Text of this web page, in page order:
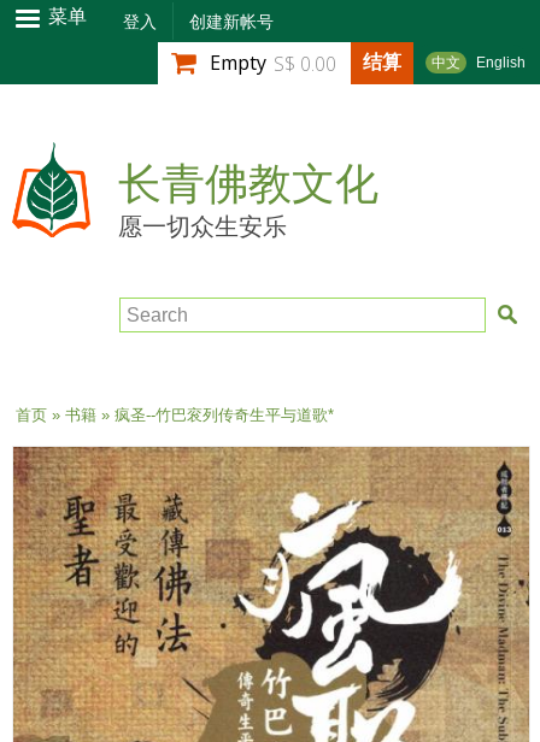
跳
转
到
内
容
菜单 登入 创建新帐号
中文 English
Empty S$ 0.00 结算
长青佛教文化
愿一切众生安乐
Search
当前位置
首页» 书籍» 疯圣--竹巴衮列传奇生平与道歌*